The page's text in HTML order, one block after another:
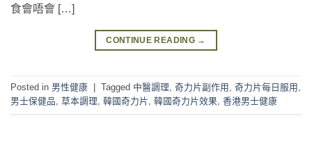
食會唔會 […]
CONTINUE READING →
Posted in 男性健康 Tagged 中醫調理, 奇力片副作用 , 奇力片每日服用 ,
男士保健品, 草本調理, 韓國奇力片, 韓國奇力片效果, 香港男士健康